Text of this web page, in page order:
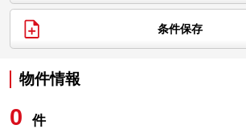
条件保存
物件情報
0 件